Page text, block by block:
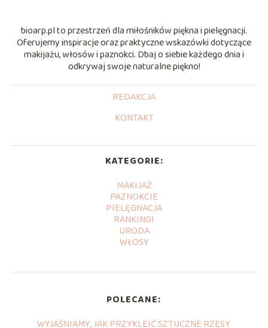
bioarp.pl to przestrzeń dla miłośników piękna i pielęgnacji.
Oferujemy inspiracje oraz praktyczne wskazówki dotyczące
makijażu, włosów i paznokci. Dbaj o siebie każdego dnia i
odkrywaj swoje naturalne piękno!
REDAKCJA
KONTAKT
KATEGORIE:
MAKIJAŻ
PAZNOKCIE
PIELĘGNACJA
RANKINGI
URODA
WŁOSY
POLECANE:
WYJAŚNIAMY, JAK PRZYKLEIĆ SZTUCZNE RZĘSY